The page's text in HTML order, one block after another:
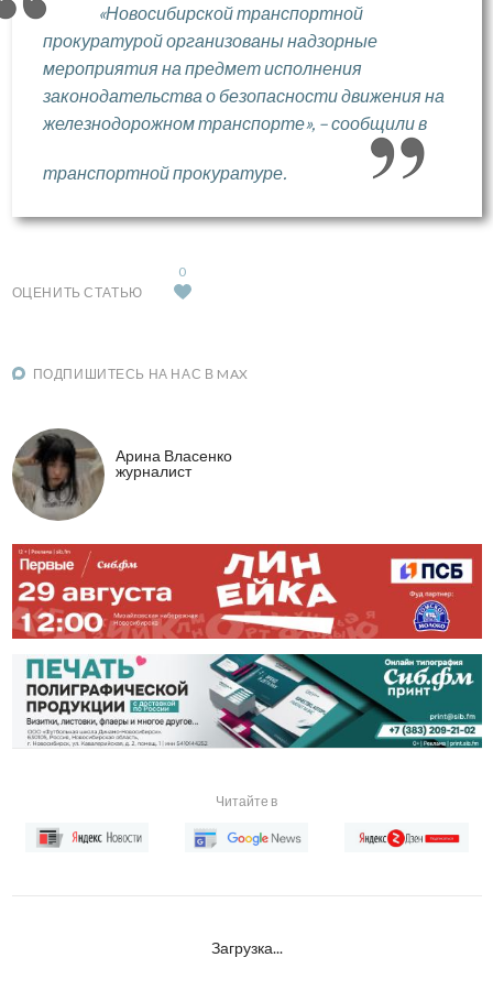
«Новосибирской транспортной
прокуратурой организованы надзорные
мероприятия на предмет исполнения
законодательства о безопасности движения на
железнодорожном транспорте», – сообщили в
транспортной прокуратуре.
ОЦЕНИТЬ СТАТЬЮ
0
ПОДПИШИТЕСЬ НА НАС В MAX
Арина Власенко
журналист
Читайте в
Загрузка...